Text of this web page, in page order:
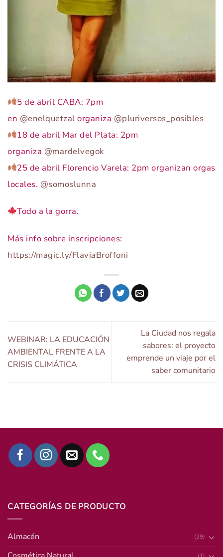
5 de abril CABA: 7pm
en @enelquetzal organiza @pluriversos_posibles
18 de abril Mar del Plata: 2pm
organiza @mardelvegok
25 de abril Florencio Varela: 2pm organizan orgas
locales. @somoslunna
Todo a la gorra.
Más info sobre inscripciones:
https://magic.ly/FlaviaBroffoni
WEBINAR: LA EDUCACIÓN
AMBIENTAL FRENTE A LA
CRISIS CLIMÁTICA
La Ciudad nos regala
sabores: el proyecto
emprende un viaje por el
saber comunitario
CATEGORÍAS DE PRODUCTO
Almacén (29)